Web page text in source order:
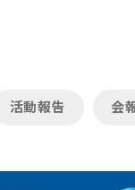
活動報告 会